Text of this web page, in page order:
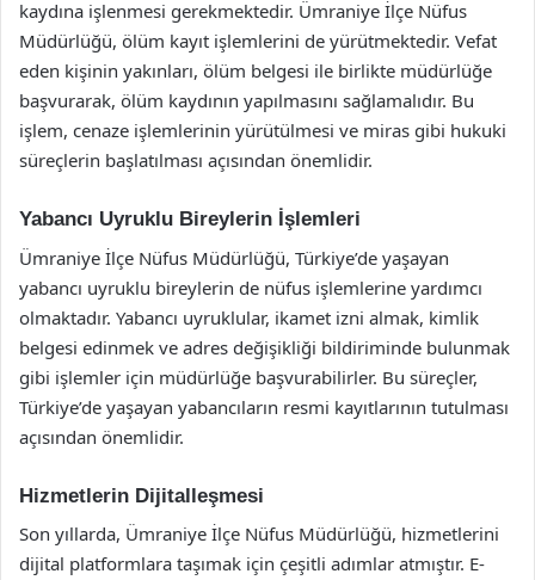
kaydına işlenmesi gerekmektedir. Ümraniye İlçe Nüfus
Müdürlüğü, ölüm kayıt işlemlerini de yürütmektedir. Vefat
eden kişinin yakınları, ölüm belgesi ile birlikte müdürlüğe
başvurarak, ölüm kaydının yapılmasını sağlamalıdır. Bu
işlem, cenaze işlemlerinin yürütülmesi ve miras gibi hukuki
süreçlerin başlatılması açısından önemlidir.
Yabancı Uyruklu Bireylerin İşlemleri
Ümraniye İlçe Nüfus Müdürlüğü, Türkiye’de yaşayan
yabancı uyruklu bireylerin de nüfus işlemlerine yardımcı
olmaktadır. Yabancı uyruklular, ikamet izni almak, kimlik
belgesi edinmek ve adres değişikliği bildiriminde bulunmak
gibi işlemler için müdürlüğe başvurabilirler. Bu süreçler,
Türkiye’de yaşayan yabancıların resmi kayıtlarının tutulması
açısından önemlidir.
Hizmetlerin Dijitalleşmesi
Son yıllarda, Ümraniye İlçe Nüfus Müdürlüğü, hizmetlerini
dijital platformlara taşımak için çeşitli adımlar atmıştır. E-